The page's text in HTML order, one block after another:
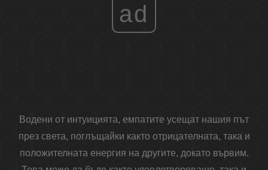
ad
Водени от интуицията, емпатите усещат нашия път
през света, поглъщайки както отрицателната, така и
положителната енергия на другите, докато вървим.